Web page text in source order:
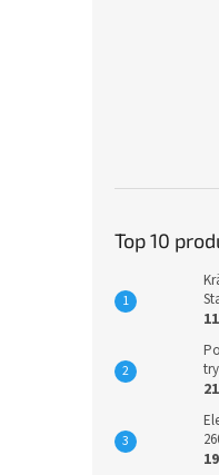
Top 10